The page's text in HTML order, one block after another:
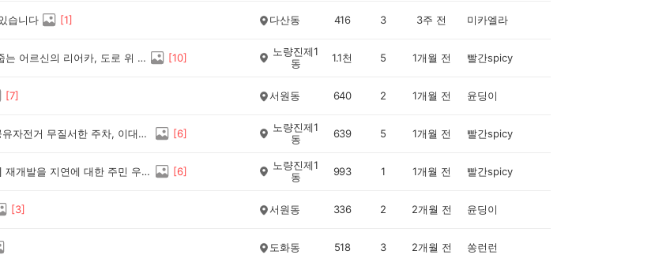
습니다 [1] 다산동 416 3 3주 전 미카엘라
[서울 동작구] 폐지 줍는 어르신의 리어카, 도로 위 이동 이대로 괜찮은걸까요? [10]
노량진제1
동
1.1천 5 1개월 전 빨간spicy
[7] 서원동 640 2 1개월 전 윤딩이
[서울 동작구] 전기공유자전거 무질서한 주차, 이대로 냅둬도 괜찮은건가요? [6]
노량진제1
동
639 5 1개월 전 빨간spicy
[동작구 노들역 본동] 재개발을 지연에 대한 주민 우려(기대와 불안) 괜찮을까요? [6]
노량진제1
동
993 1 1개월 전 빨간spicy
[3] 서원동 336 2 2개월 전 윤딩이
도화동 518 3 2개월 전 쏭런런